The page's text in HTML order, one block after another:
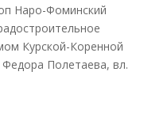
Наро-Фоминский
Курской-Коренной
Полетаева, вл.